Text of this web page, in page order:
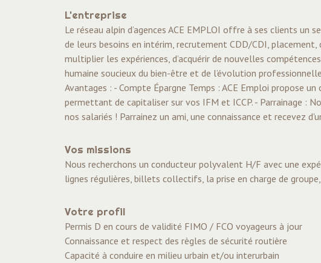
L'entreprise
Le réseau alpin d’agences ACE EMPLOI offre à ses clients un
de leurs besoins en intérim, recrutement CDD/CDI,
multiplier les expériences, d’acquérir de nouvelles
humaine soucieux du bien-être et de l’évolution
Avantages : - Compte Épargne Temps : ACE Emploi propose
permettant de capitaliser sur vos IFM et ICCP. - Parrainage :
nos salariés ! Parrainez un ami, une connaissance et recevez
Vos missions
Nous recherchons un conducteur polyvalent H/F avec une
lignes régulières, billets collectifs, la prise en charge de
Votre profil
Permis D en cours de validité FIMO / FCO voyageurs à jour
Connaissance et respect des règles de sécurité routière
Capacité à conduire en milieu urbain et/ou interurbain